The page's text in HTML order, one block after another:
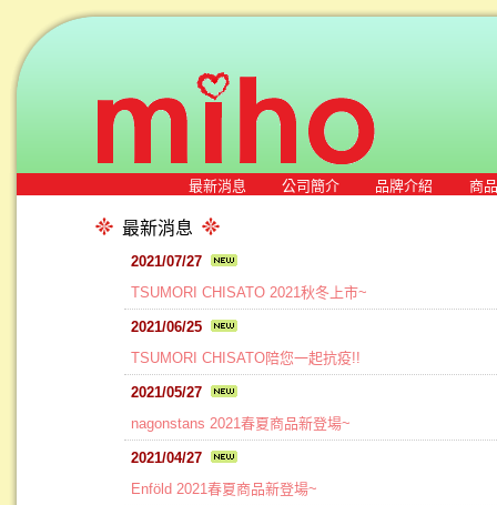
最新消息 公司簡介 品牌介紹 商
最新消息
2021/07/27
TSUMORI CHISATO 2021秋冬上市~
2021/06/25
TSUMORI CHISATO陪您一起抗疫!!
2021/05/27
nagonstans 2021春夏商品新登場~
2021/04/27
Enföld 2021春夏商品新登場~